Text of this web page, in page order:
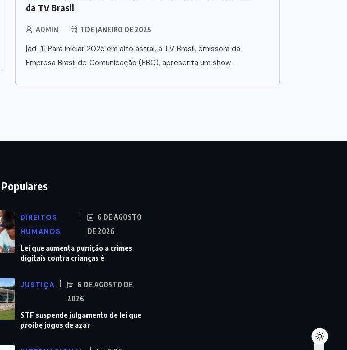
da TV Brasil
ADMIN 1 DE JANEIRO DE 2025
[ad_1] Para iniciar 2025 em alto astral, a TV Brasil, emissora da
Empresa Brasil de Comunicação (EBC), apresenta um show
DIREITOS
HUMANOS
6 DE AGOSTO
DE 2026
Lei que aumenta punição a crimes
digitais contra crianças é
JUSTIÇA
6 DE AGOSTO DE
2026
STF suspende julgamento de lei que
proíbe jogos de azar